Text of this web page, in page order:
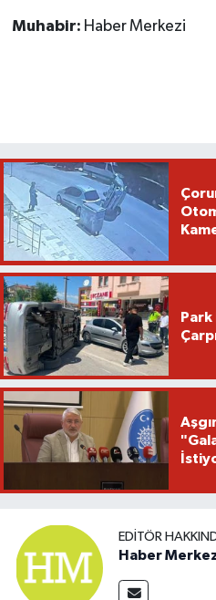
Muhabir: Haber Merkezi
EDITÖR
Haber